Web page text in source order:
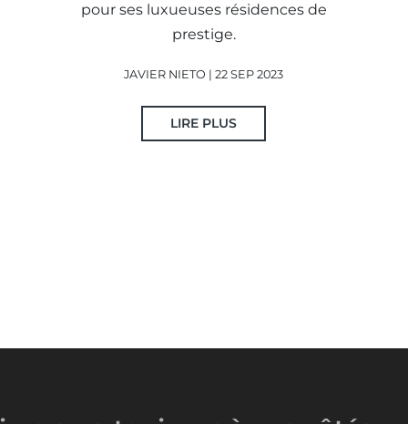
pour ses luxueuses résidences de
prestige.
JAVIER NIETO | 22 SEP 2023
LIRE PLUS